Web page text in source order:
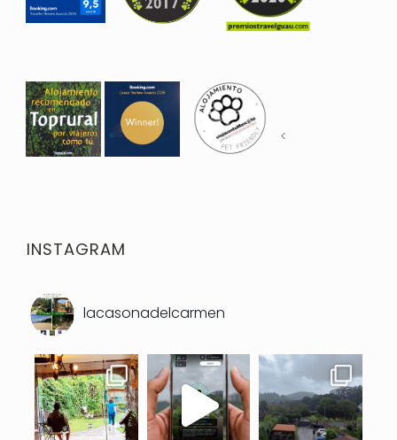
<
INSTAGRAM
lacasonadelcarmen